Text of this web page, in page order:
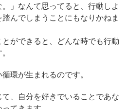
。」なんて思ってると、行動しよ
んでしまうことにもなりかねま
ができると、どんな時でも行動
環が生まれるのです。
、自分を好きでいることであな